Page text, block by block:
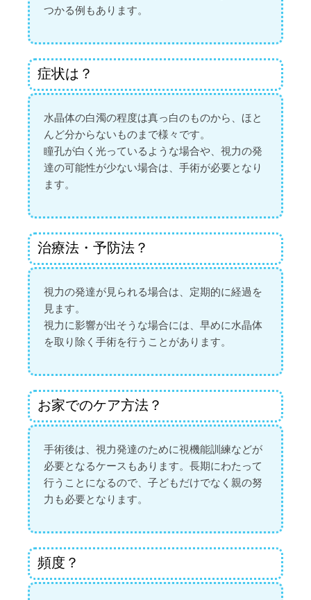
つかる例もあります。
症状は？
水晶体の白濁の程度は真っ白のものから、ほと
んど分からないものまで様々です。
瞳孔が白く光っているような場合や、視力の発
達の可能性が少ない場合は、手術が必要となり
ます。
治療法・予防法？
視力の発達が見られる場合は、定期的に経過を
見ます。
視力に影響が出そうな場合には、早めに水晶体
を取り除く手術を行うことがあります。
お家でのケア方法？
手術後は、視力発達のために視機能訓練などが
必要となるケースもあります。長期にわたって
行うことになるので、子どもだけでなく親の努
力も必要となります。
頻度？